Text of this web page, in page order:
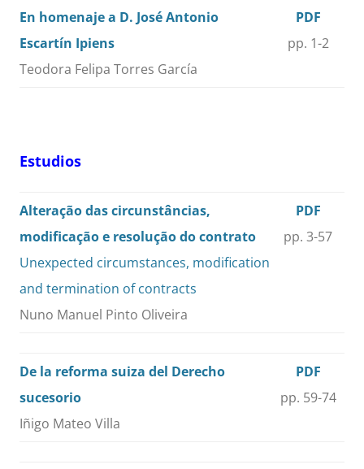
En homenaje a D. José Antonio
Escartín Ipiens
Teodora Felipa Torres García
PDF
pp. 1-2
Estudios
Alteração das circunstâncias,
modificação e resolução do contrato
Unexpected circumstances, modification
and termination of contracts
Nuno Manuel Pinto Oliveira
PDF
pp. 3-57
De la reforma suiza del Derecho
sucesorio
Iñigo Mateo Villa
PDF
pp. 59-74